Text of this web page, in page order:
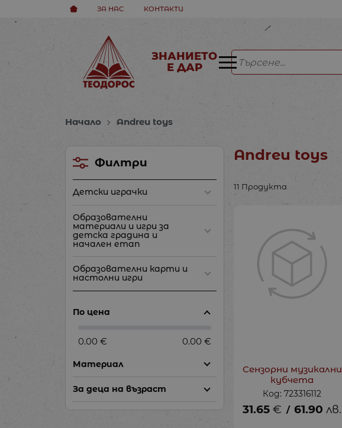
ЗА НАС КОНТАКТИ
ЗНАНИЕТО
Е ДАР
Начало Andreu toys
Andreu toys
11 Продукта
Сензорни музикални
кубчета
Код: 723316112
31.65 € / 61.90 лв.
Филтри
Детски играчки
Образователни
материали и игри за
детска градина и
начален етап
Образователни карти и
настолни игри
По цена
0.00 € 0.00 €
Материал
За деца на възраст